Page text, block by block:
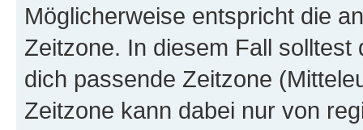
Möglicherweise entspricht die
Zeitzone. In diesem Fall solltest
dich passende Zeitzone
Zeitzone kann dabei nur von